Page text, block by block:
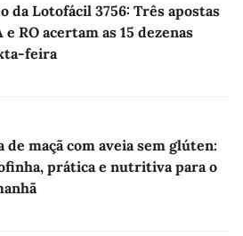
da Lotofácil 3756: Três apostas
e RO acertam as 15 dezenas
feira
de maçã com aveia sem glúten:
prática e nutritiva para o